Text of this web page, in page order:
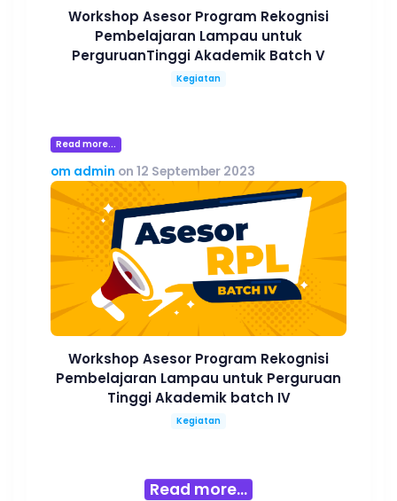
Workshop Asesor Program Rekognisi
Pembelajaran Lampau untuk
PerguruanTinggi Akademik Batch V
Kegiatan
Read more...
om admin on 12 September 2023
Workshop Asesor Program Rekognisi
Pembelajaran Lampau untuk Perguruan
Tinggi Akademik batch IV
Kegiatan
Read more...